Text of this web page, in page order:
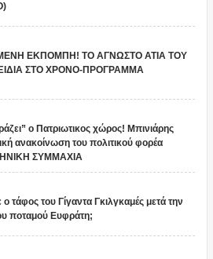
ΕΚΠΟΜΠΗ! ΤΟ ΑΓΝΩΣΤΟ ΑΤΙΑ ΤΟΥ
ΣΤΟ ΧΡΟΝΟ-ΠΡΟΓΡΑΜΜΑ
ο Πατριωτικος χώρος! Μπινιάρης
ανακοίνωση του πολιτικού φορέα
ΣΥΜΜΑΧΙΑ
τάφος του Γίγαντα Γκιλγκαμές μετά την
ποταμού Ευφράτη;